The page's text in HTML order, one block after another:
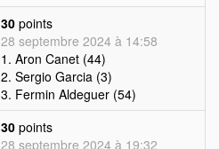
30 points
28 septembre 2024 à 14:58
1. Aron Canet (44)
2. Sergio Garcia (3)
3. Fermin Aldeguer (54)
30 points
28 septembre 2024 à 19:32